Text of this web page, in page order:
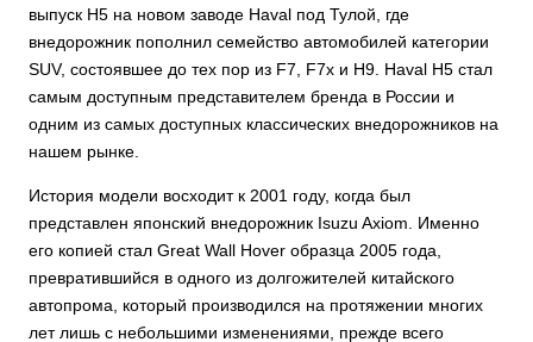
выпуск H5 на новом заводе Haval под Тулой, где
внедорожник пополнил семейство автомобилей категории
SUV, состоявшее до тех пор из F7, F7x и H9. Haval H5 стал
самым доступным представителем бренда в России и
одним из самых доступных классических внедорожников на
нашем рынке.
История модели восходит к 2001 году, когда был
представлен японский внедорожник Isuzu Axiom. Именно
его копией стал Great Wall Hover образца 2005 года,
превратившийся в одного из долгожителей китайского
автопрома, который производился на протяжении многих
лет лишь с небольшими изменениями, прежде всего